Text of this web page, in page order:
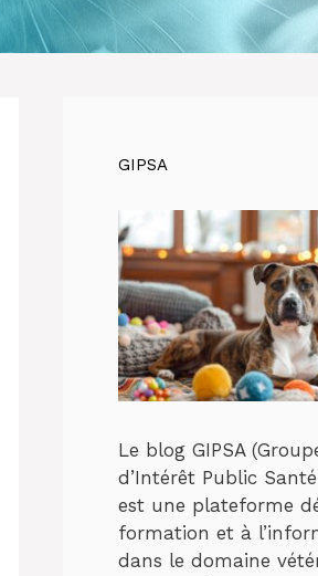
GIPSA
Le blog GIPSA
d’Intérêt Public
est une plateforme
formation et à
dans le domaine